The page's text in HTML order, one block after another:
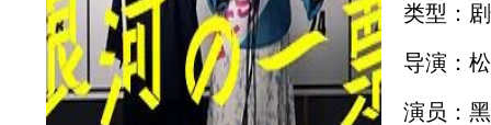
类型：
导演：
演员：